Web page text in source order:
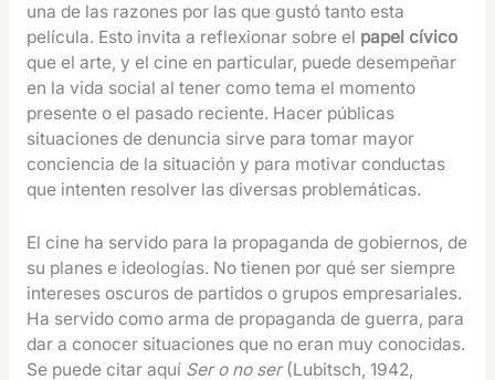
una de las razones por las que gustó tanto esta
película. Esto invita a reflexionar sobre el papel cívico
que el arte, y el cine en particular, puede desempeñar
en la vida social al tener como tema el momento
presente o el pasado reciente. Hacer públicas
situaciones de denuncia sirve para tomar mayor
conciencia de la situación y para motivar conductas
que intenten resolver las diversas problemáticas.
El cine ha servido para la propaganda de gobiernos, de
su planes e ideologías. No tienen por qué ser siempre
intereses oscuros de partidos o grupos empresariales.
Ha servido como arma de propaganda de guerra, para
dar a conocer situaciones que no eran muy conocidas.
Se puede citar aquí Ser o no ser(Lubitsch, 1942,